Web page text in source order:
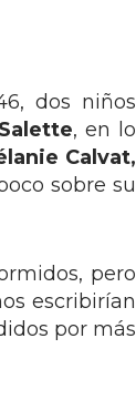
dos niños
, en lo
Calvat,
sobre su
pero
escribirían
por más